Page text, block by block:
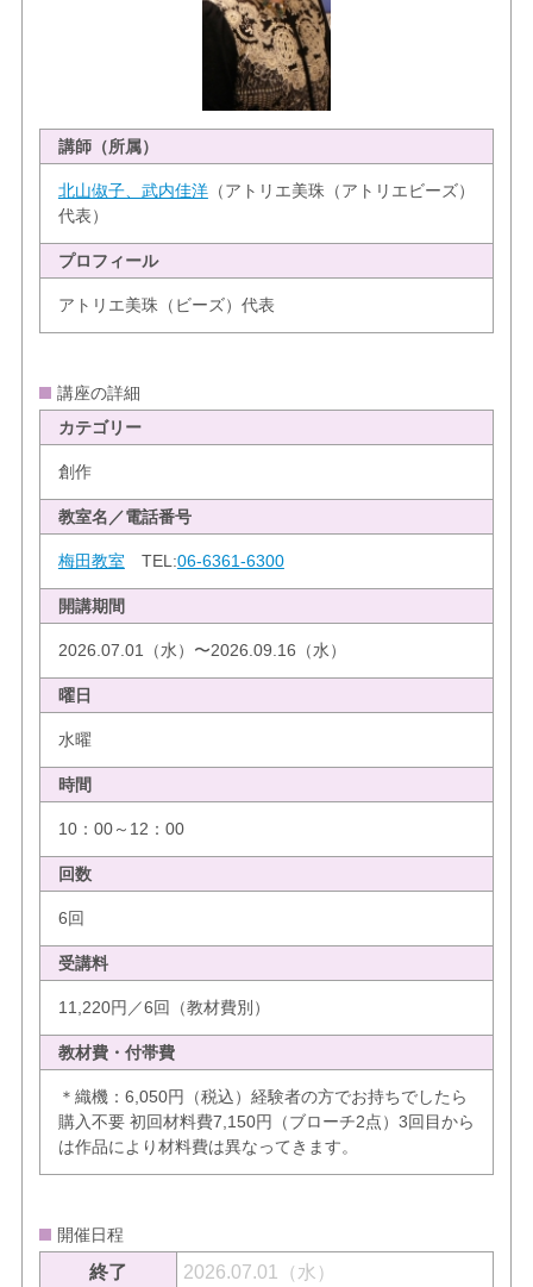
講師（所属）
北山俶子、武内佳洋（アトリエ美珠（アトリエビーズ）
代表）
プロフィール
アトリエ美珠（ビーズ）代表
講座の詳細
カテゴリー
創作
教室名／電話番号
梅田教室 TEL:06-6361-6300
開講期間
2026.07.01（水）〜2026.09.16（水）
曜日
水曜
時間
10：00～12：00
回数
6回
受講料
11,220円／6回（教材費別）
教材費・付帯費
＊織機：6,050円（税込）経験者の方でお持ちでしたら
購入不要 初回材料費7,150円（ブローチ2点）3回目から
は作品により材料費は異なってきます。
開催日程
終了 2026.07.01（水）